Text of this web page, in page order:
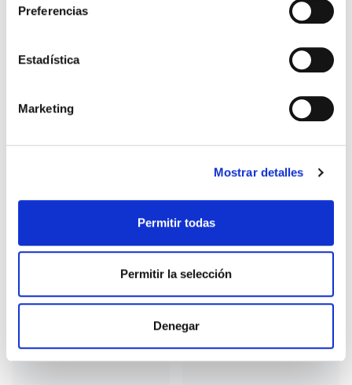
Preferencias
Estadística
Marketing
Mostrar detalles
Permitir todas
Permitir la selección
Denegar